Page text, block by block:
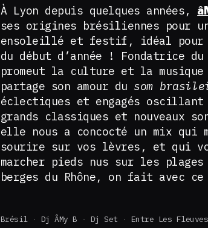
À Lyon depuis quelques années,
ses origines brésiliennes pour
ensoleillé et festif, idéal pour
du début d’année ! Fondatrice
promeut la culture et la
partage son amour du som
éclectiques et engagés oscillant
grands classiques et nouveaux
elle nous a concocté un mix qui
sourire sur vos lèvres, et qui
marcher pieds nus sur les
berges du Rhône, on fait avec ce
Brésil Dj ÂMy B Dj Set Entre Les Fleuves